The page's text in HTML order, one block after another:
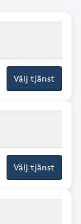
Välj tjänst
Välj tjänst